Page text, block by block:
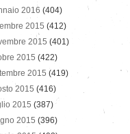
2016 (404)
2015 (412)
2015 (401)
2015 (422)
2015 (419)
2015 (416)
2015 (387)
2015 (396)